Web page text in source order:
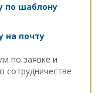
по шаблону
на почту
по заявке и
сотрудничестве